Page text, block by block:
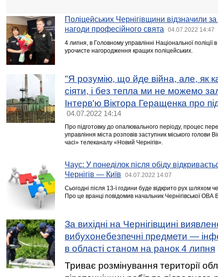
Поліцейських Чернігівщини відзначили
нагоди професійного свята
04.07.2022 14:47
4 липня, в Головному управлінні Національної поліції в
урочисте нагородження кращих поліцейських.
"Я розумію, що йде війна, але, як
сіяти, і без тепла ми не можемо
Інтерв'ю Віктора Геращенка про
04.07.2022 14:14
Про підготовку до опалювального періоду, процес
управління міста розповів заступник міського голови
часі» телеканалу «Новий Чернігів».
Чаус: У понеділок після обіду
Чернігів — Київ
04.07.2022 14:07
Сьогодні після 13-ї години буде відкрито рух шляхом
Про це вранці повідомив начальник Чернігівської ОВА
За вихідні на Чернігівщині
вибухонебезпечні предмети —
в області станом на ранок 4 липня
Триває розмінування території